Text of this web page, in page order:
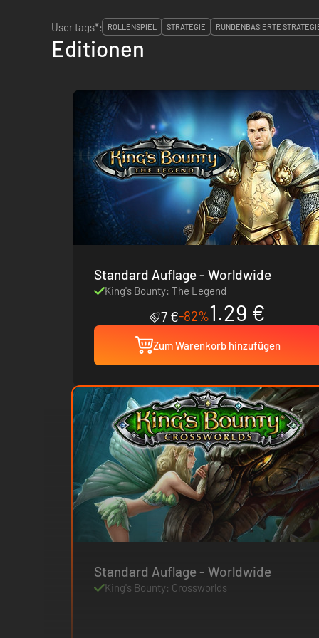
User tags*: ROLLENSPIEL STRATEGIE RUNDENBASIERTE
Editionen
Standard Auflage - Worldwide
King's Bounty: The Legend
7 €-82%1.29 €
Zum Warenkorb hinzufügen
Standard Auflage - Worldwide
King's Bounty: Crossworlds